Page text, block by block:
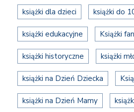
książki dla dzieci książki do
książki edukacyjne Książki
książki historyczne książki
książki na Dzień Dziecka
książki na Dzień Mamy